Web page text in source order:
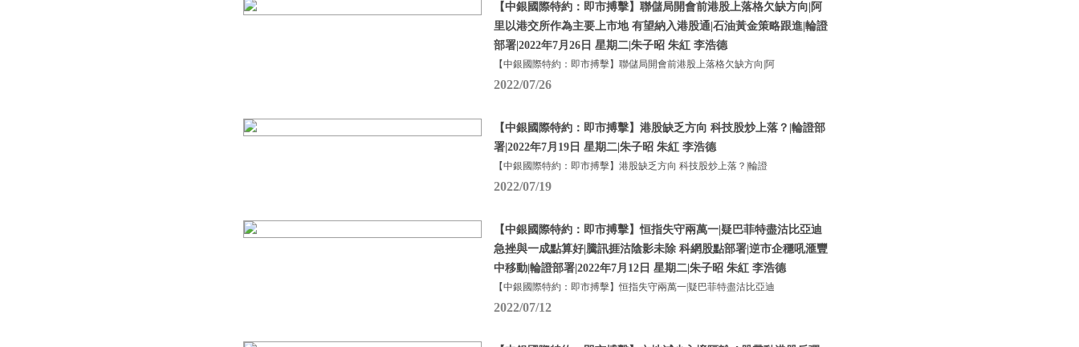
【中銀國際特約：即市搏擊】聯儲局開會前港股上落格欠缺方向|阿
里以港交所作為主要上市地 有望納入港股通|石油黃金策略跟進|輪證
部署|2022年7月26日 星期二|朱子昭 朱紅 李浩德
【中銀國際特約：即市搏擊】聯儲局開會前港股上落格欠缺方向|阿
2022/07/26
【中銀國際特約：即市搏擊】港股缺乏方向 科技股炒上落？|輪證部
署|2022年7月19日 星期二|朱子昭 朱紅 李浩德
【中銀國際特約：即市搏擊】港股缺乏方向 科技股炒上落？|輪證
2022/07/19
【中銀國際特約：即市搏擊】恒指失守兩萬一|疑巴菲特盡沽比亞迪
急挫與一成點算好|騰訊捱沽陰影未除 科網股點部署|逆市企穩吼滙豐
中移動|輪證部署|2022年7月12日 星期二|朱子昭 朱紅 李浩德
【中銀國際特約：即市搏擊】恒指失守兩萬一|疑巴菲特盡沽比亞迪
2022/07/12